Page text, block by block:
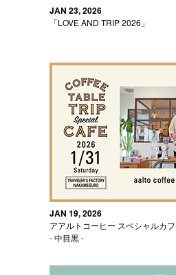
JAN 23, 2026
「LOVE AND TRIP 2026」
JAN 19, 2026
アアルトコーヒー スペシャルカ
- 中目黒 -